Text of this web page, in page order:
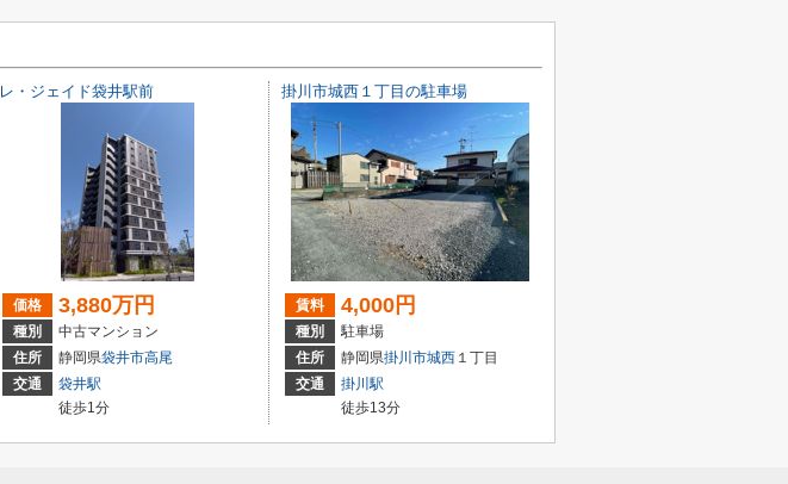
レ・ジェイド袋井駅前
価格 3,880万円
種別
中古マンション
住所
静岡県袋井市高尾
交通
袋井駅
徒歩1分
掛川市城西１丁目の駐車場
賃料 4,000円
種別
駐車場
住所
静岡県掛川市城西 １丁目
交通
掛川駅
徒歩13分